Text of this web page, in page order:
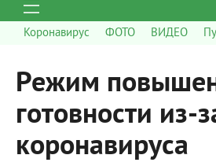
Коронавирус ФОТО ВИДЕО
Режим
готовности из-
коронавируса